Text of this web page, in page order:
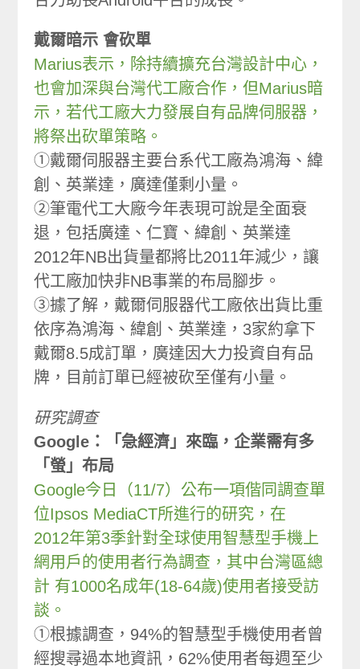
戴爾暗示 會砍單
Marius表示，除持續擴充台灣設計中心，
也會加深與台灣代工廠合作，但Marius暗
示，若代工廠大力發展自有品牌伺服器，
將祭出砍單策略。
①戴爾伺服器主要台系代工廠為鴻海、緯
創、英業達，廣達僅剩小量。
②筆電代工大廠今年表現可說是全面衰
退，包括廣達、仁寶、緯創、英業達
2012年NB出貨量都將比2011年減少，讓
代工廠加快非NB事業的布局腳步。
③據了解，戴爾伺服器代工廠依出貨比重
依序為鴻海、緯創、英業達，3家約拿下
戴爾8.5成訂單，廣達因大力投資自有品
牌，目前訂單已經被砍至僅有小量。
研究調查
Google：「急經濟」來臨，企業需有多
「螢」布局
Google今日（11/7）公布一項偕同調查單
位Ipsos MediaCT所進行的研究，在
2012年第3季針對全球使用智慧型手機上
網用戶的使用者行為調查，其中台灣區總
計 有1000名成年(18-64歲)使用者接受訪
談。
①根據調查，94%的智慧型手機使用者曾
經搜尋過本地資訊，62%使用者每週至少